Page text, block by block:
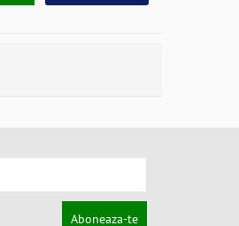
Aboneaza-te